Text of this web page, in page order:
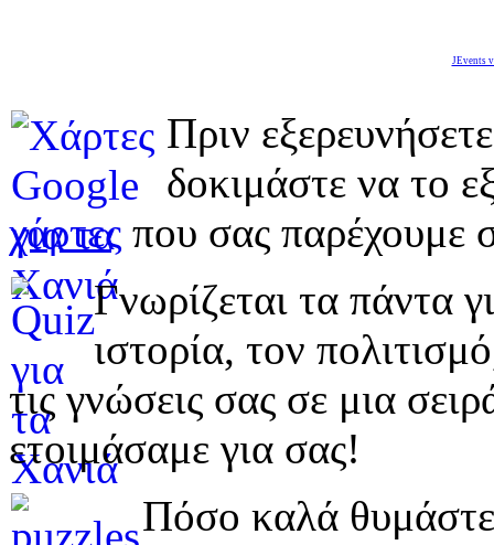
JEvents
Πριν
δοκιμάστε να το
χάρτες που σας παρέχουμε
Γνωρίζεται τα πάντα
ιστορία, τον
τις γνώσεις σας σε μια
ετοιμάσαμε για σας!
Πόσο καλά